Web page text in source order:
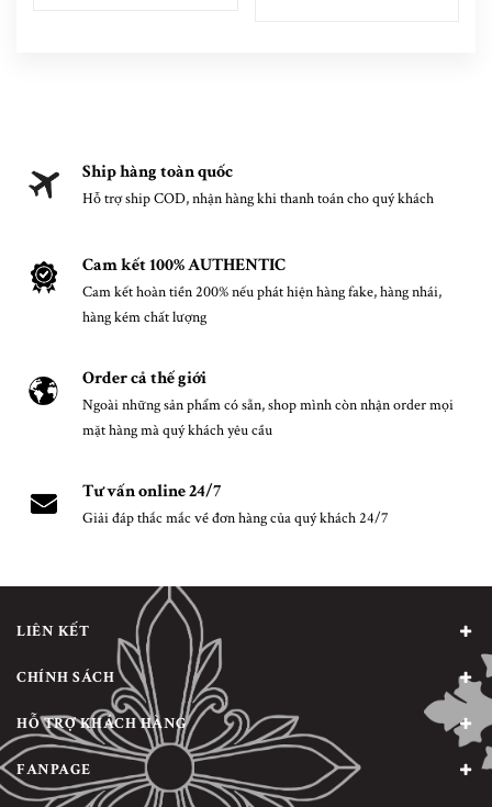
Ship hàng toàn quốc
Hỗ trợ ship COD, nhận hàng khi thanh toán cho quý khách
Cam kết 100% AUTHENTIC
Cam kết hoàn tiền 200% nếu phát hiện hàng fake, hàng nhái,
hàng kém chất lượng
Order cả thế giới
Ngoài những sản phẩm có sẵn, shop mình còn nhận order mọi
mặt hàng mà quý khách yêu cầu
Tư vấn online 24/7
Giải đáp thắc mắc về đơn hàng của quý khách 24/7
LIÊN KẾT
CHÍNH SÁCH
HỖ TRỢ KHÁCH HÀNG
FANPAGE